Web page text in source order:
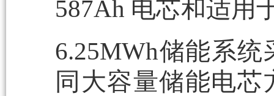
587Ah 电芯和适用
6.25MWh储能系
同大容量储能电